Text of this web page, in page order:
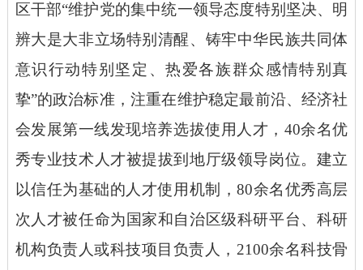
区干部“维护党的集中统一领导态度特别坚决、明
辨大是大非立场特别清醒、铸牢中华民族共同体
意识行动特别坚定、热爱各族群众感情特别真
挚”的政治标准，注重在维护稳定最前沿、经济社
会发展第一线发现培养选拔使用人才，40余名优
秀专业技术人才被提拔到地厅级领导岗位。建立
以信任为基础的人才使用机制，80余名优秀高层
次人才被任命为国家和自治区级科研平台、科研
机构负责人或科技项目负责人，2100余名科技骨